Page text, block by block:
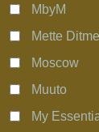
MbyM
Mette
Moscow
Muuto
My